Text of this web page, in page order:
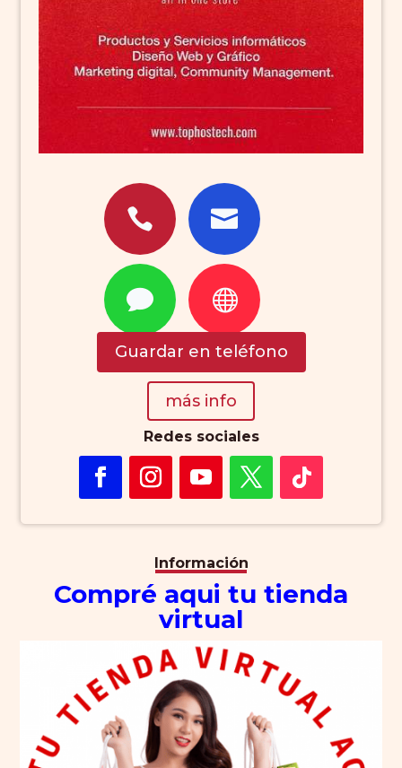
 
 
Guardar en teléfono
más info
Redes sociales
Información
Compré aqui tu tienda
virtual